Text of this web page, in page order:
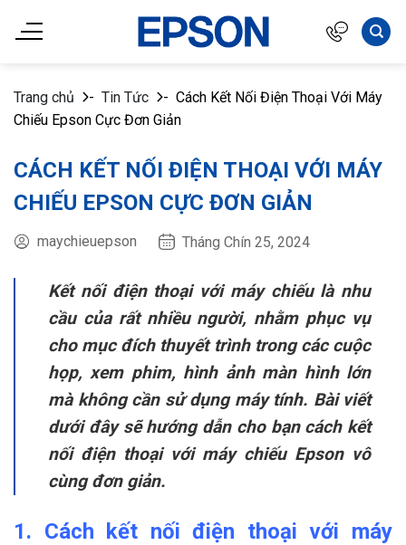
đến
Trang chủ
- Tin Tức - Cách Kết Nối Điện Thoại Với Máy
Chiếu Epson Cực Đơn Giản
CÁCH KẾT NỐI ĐIỆN THOẠI VỚI MÁY
CHIẾU EPSON CỰC ĐƠN GIẢN
maychieuepson Tháng Chín 25, 2024
Kết nối điện thoại với máy chiếu là nhu
cầu của rất nhiều người, nhằm phục vụ
cho mục đích thuyết trình trong các cuộc
họp, xem phim, hình ảnh màn hình lớn
mà không cần sử dụng máy tính. Bài viết
dưới đây sẽ hướng dẫn cho bạn cách kết
nối điện thoại với máy chiếu Epson vô
cùng đơn giản.
1. Cách kết nối điện thoại với máy